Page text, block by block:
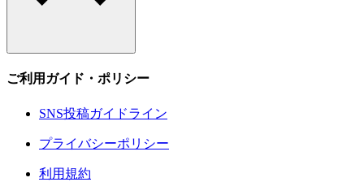
ご利用ガイド・ポリシー
SNS投稿ガイドライン
プライバシーポリシー
利用規約